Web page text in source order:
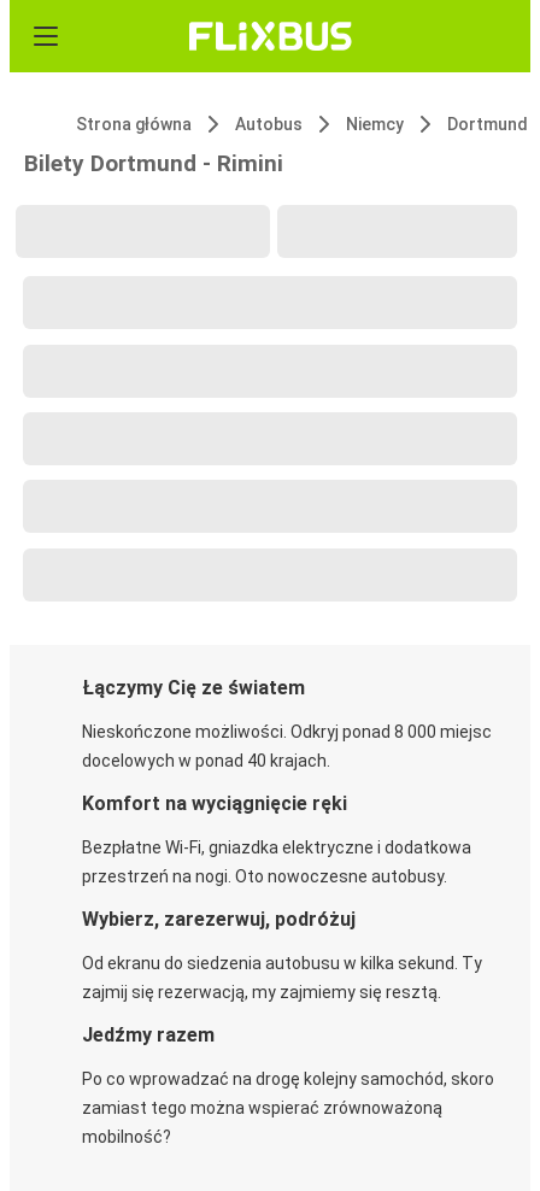
Strona główna Autobus Niemcy Dortmund
Bilety Dortmund - Rimini
Łączymy Cię ze światem
Nieskończone możliwości. Odkryj ponad 8 000 miejsc
docelowych w ponad 40 krajach.
Komfort na wyciągnięcie ręki
Bezpłatne Wi-Fi, gniazdka elektryczne i dodatkowa
przestrzeń na nogi. Oto nowoczesne autobusy.
Wybierz, zarezerwuj, podróżuj
Od ekranu do siedzenia autobusu w kilka sekund. Ty
zajmij się rezerwacją, my zajmiemy się resztą.
Jedźmy razem
Po co wprowadzać na drogę kolejny samochód, skoro
zamiast tego można wspierać zrównoważoną
mobilność?